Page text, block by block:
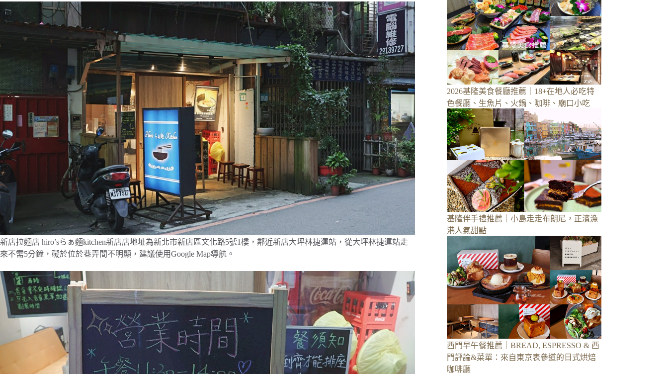
新店拉麵店 hiro’sらぁ麵kitchen新店店地址為新北市新店區文化路5號1樓，鄰近新店大坪林捷運站，從大坪林捷運站走
來不需5分鐘，礙於位於巷弄間不明顯，建議使用Google Map導航。
2026基隆美食餐廳推薦｜18+在地人必吃特
色餐廳、生魚片、火鍋、咖啡、廟口小吃
基隆伴手禮推薦｜小島走走布朗尼，正濱漁
港人氣甜點
西門早午餐推薦｜BREAD, ESPRESSO & 西
門評論&菜單：來自東京表參道的日式烘焙
咖啡廳